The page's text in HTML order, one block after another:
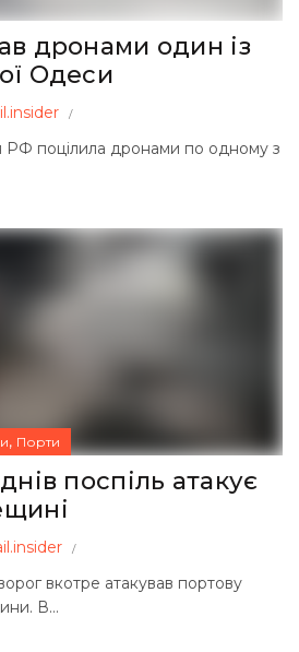
дронами один із
Одеси
РФ поцілила дронами по одному з
, Порти
поспіль атакує
вкотре атакував портову
В...